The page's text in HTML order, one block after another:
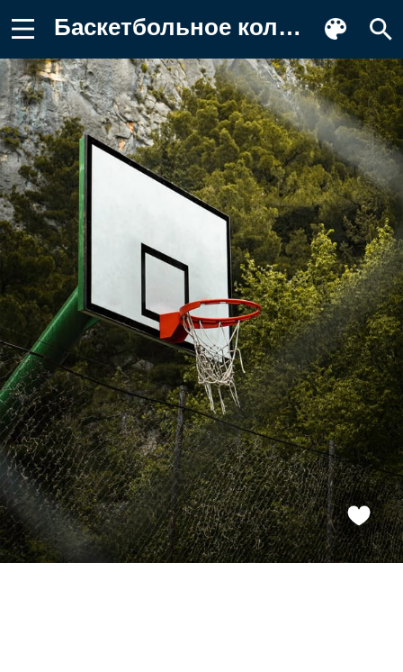
Баскетбольное кольцо, баскетбол Картинка на телефон